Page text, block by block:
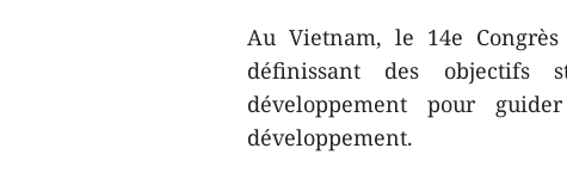
Au Vietnam, le 14e Congrès
définissant des objectifs
développement pour
développement.